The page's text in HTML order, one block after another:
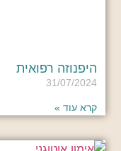
היפנוזה רפואית
31/07/2024
קרא עוד »